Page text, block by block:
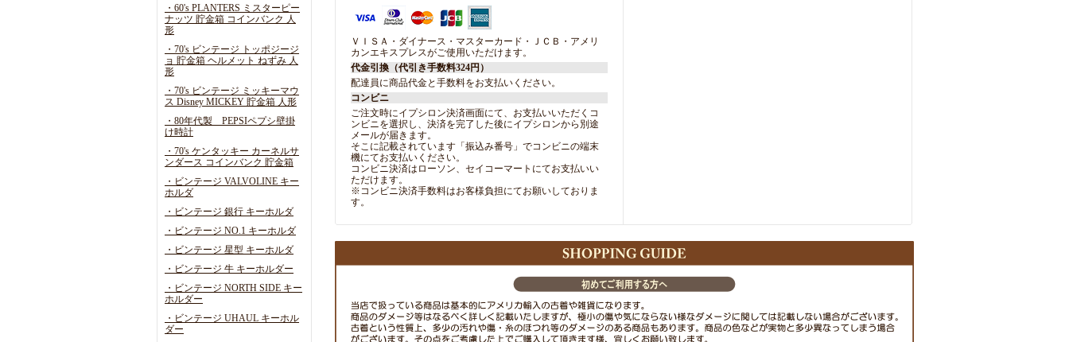
・60's PLANTERS ミスターピー
ナッツ 貯金箱 コインバンク 人
形
・70's ビンテージ トッポジージ
ョ 貯金箱 ヘルメット ねずみ 人
形
・70's ビンテージ ミッキーマウ
ス Disney MICKEY 貯金箱 人形
・80年代製 PEPSIペプシ壁掛
け時計
・70's ケンタッキー カーネルサ
ンダース コインバンク 貯金箱
・ビンテージ VALVOLINE キー
ホルダ
・ビンテージ 銀行 キーホルダ
・ビンテージ NO.1 キーホルダ
・ビンテージ 星型 キーホルダ
・ビンテージ 牛 キーホルダー
・ビンテージ NORTH SIDE キー
ホルダー
・ビンテージ UHAUL キーホル
ダー
ＶＩＳＡ・ダイナース・マスターカード・ＪＣＢ・アメリ
カンエキスプレスがご使用いただけます。
代金引換（代引き手数料324円）
配達員に商品代金と手数料をお支払いください。
コンビニ
ご注文時にイプシロン決済画面にて、お支払いいただくコ
ンビニを選択し、決済を完了した後にイプシロンから別途
メールが届きます。
そこに記載されています「振込み番号」でコンビニの端末
機にてお支払いください。
コンビニ決済はローソン、セイコーマートにてお支払いい
ただけます。
※コンビニ決済手数料はお客様負担にてお願いしておりま
す。